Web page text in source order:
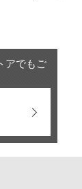
アでもご